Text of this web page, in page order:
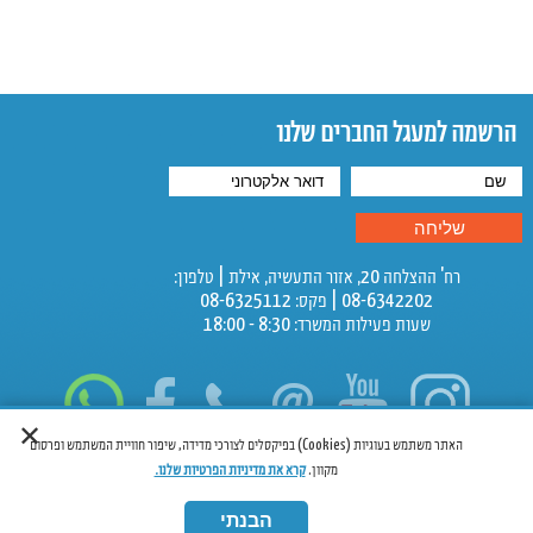
צלילת היכרות
30 דקות באתר הבית- 300 ₪
תוספת עבור צילום תת ימי - 100 ₪
הרשמה למעגל החברים שלנו
רח' ההצלחה 20, אזור התעשיה, אילת | טלפון:
08-6342202 | פקס: 08-6325112
שעות פעילות המשרד: 8:30 - 18:00
✕האתר משתמש בעוגיות (Cookies) בפיקסלים לצורכי מדידה, שיפור חוויית המשתמש ופרסום
מקוון.קרא את מדיניות הפרטיות שלנו.
הבנתי